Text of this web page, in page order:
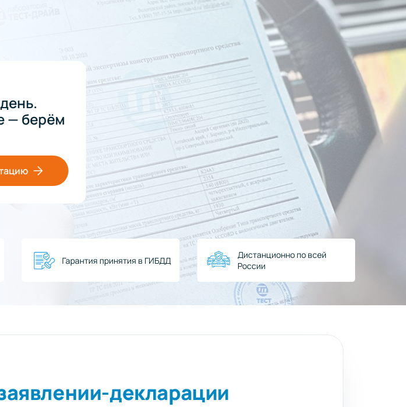
— берём
Гарантия принятия в ГИБДД
Дистанционно по всей
России
декларации